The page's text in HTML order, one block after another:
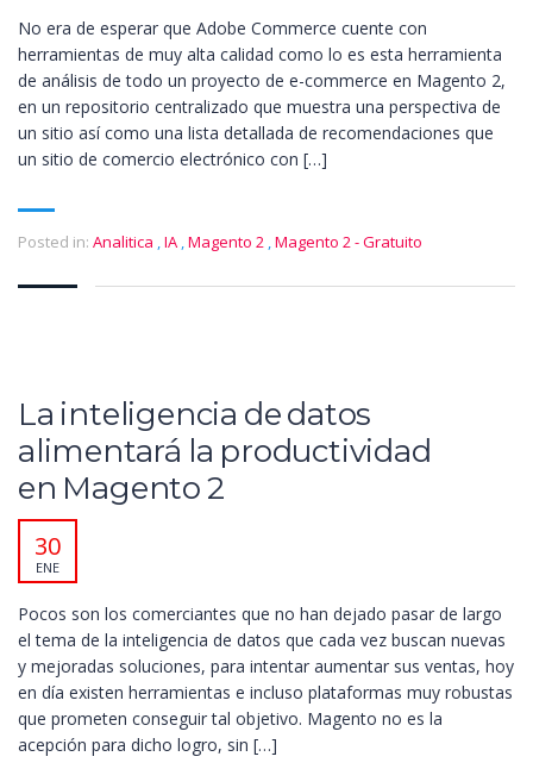
No era de esperar que Adobe Commerce cuente con
herramientas de muy alta calidad como lo es esta herramienta
de análisis de todo un proyecto de e-commerce en Magento 2,
en un repositorio centralizado que muestra una perspectiva de
un sitio así como una lista detallada de recomendaciones que
un sitio de comercio electrónico con […]
Posted in: Analitica ,IA ,Magento 2 ,Magento 2 - Gratuito
La inteligencia de datos
alimentará la productividad
en Magento 2
30
ENE
Pocos son los comerciantes que no han dejado pasar de largo
el tema de la inteligencia de datos que cada vez buscan nuevas
y mejoradas soluciones, para intentar aumentar sus ventas, hoy
en día existen herramientas e incluso plataformas muy robustas
que prometen conseguir tal objetivo. Magento no es la
acepción para dicho logro, sin […]